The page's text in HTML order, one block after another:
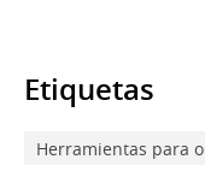
Etiquetas
Herramientas para